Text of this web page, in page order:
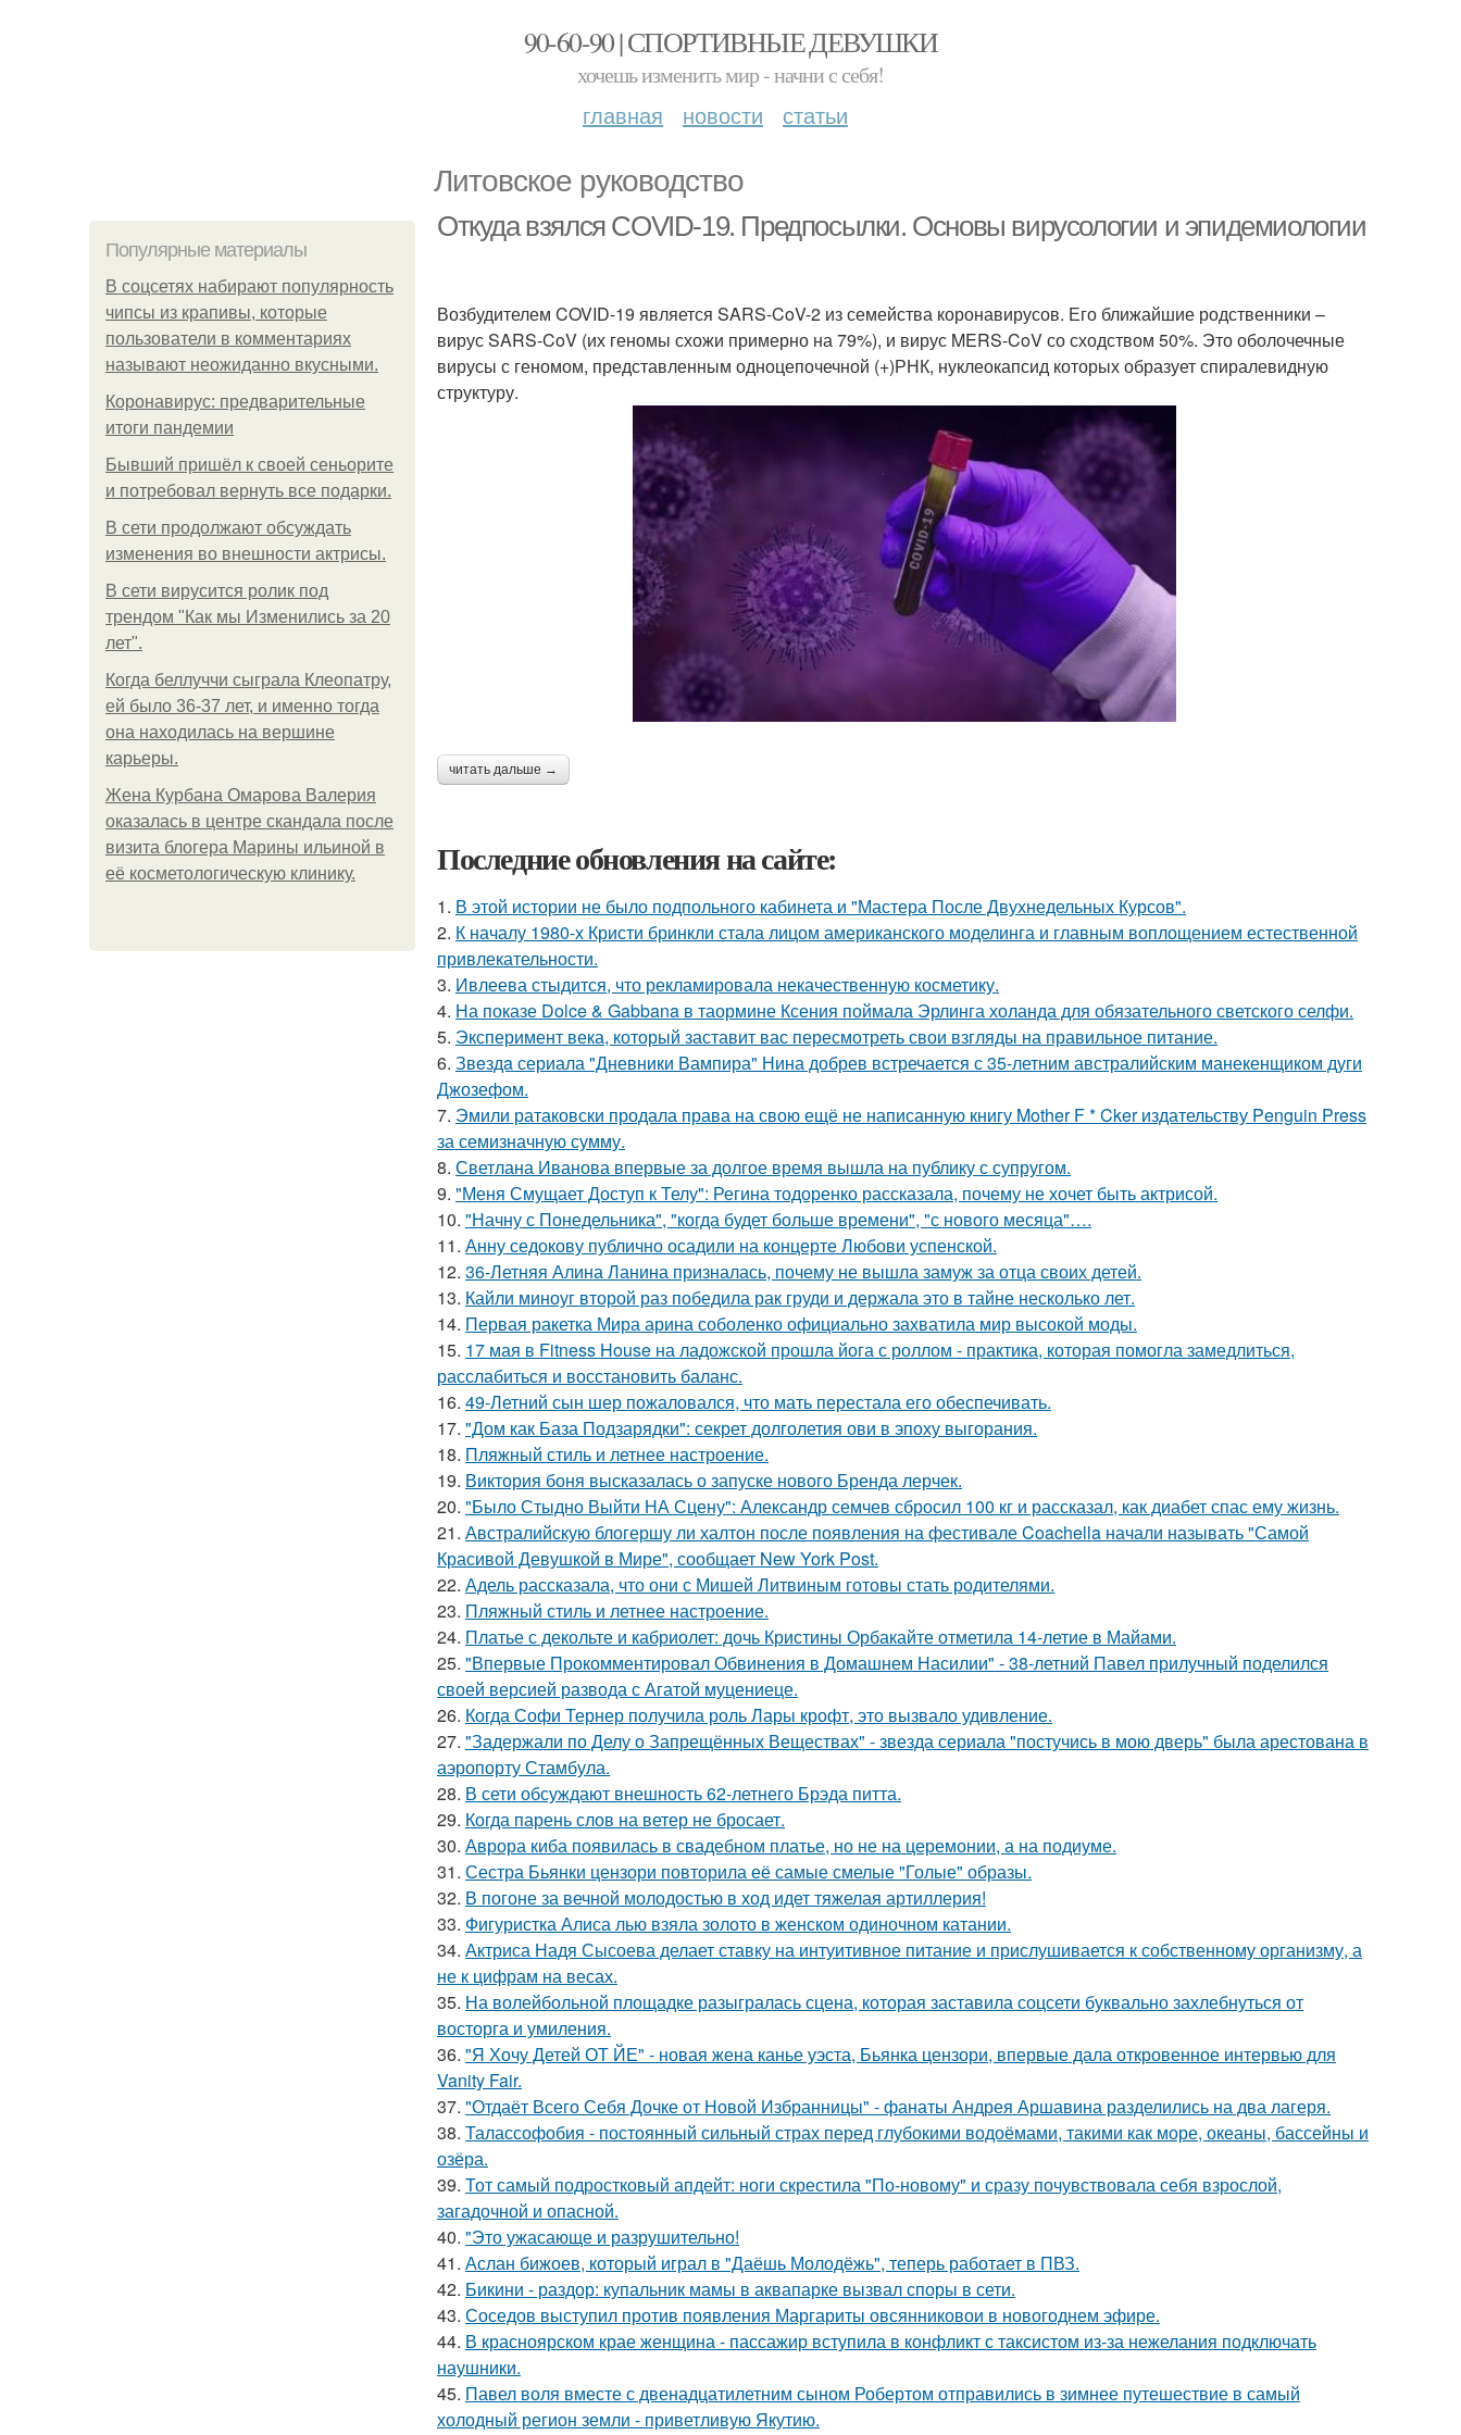
90-60-90 | СПОРТИВНЫЕ ДЕВУШКИ
хочешь изменить мир - начни с себя!
главная новости статьи
Литовское руководство
Популярные материалы
В соцсетях набирают популярность
чипсы из крапивы, которые
пользователи в комментариях
называют неожиданно вкусными.
Коронавирус: предварительные
итоги пандемии
Бывший пришёл к своей сеньорите
и потребовал вернуть все подарки.
В сети продолжают обсуждать
изменения во внешности актрисы.
В сети вирусится ролик под
трендом "Как мы Изменились за 20
лет".
Когда беллуччи сыграла Клеопатру,
ей было 36-37 лет, и именно тогда
она находилась на вершине
карьеры.
Жена Курбана Омарова Валерия
оказалась в центре скандала после
визита блогера Марины ильиной в
её косметологическую клинику.
Откуда взялся COVID-19. Предпосылки. Основы вирусологии и эпидемиологии
Возбудителем COVID-19 является SARS-CoV-2 из семейства коронавирусов. Его ближайшие родственники –
вирус SARS-CoV (их геномы схожи примерно на 79%), и вирус MERS-CoV со сходством 50%. Это оболочечные
вирусы с геномом, представленным одноцепочечной (+)РНК, нуклеокапсид которых образует спиралевидную
структуру.
читать дальше →
Последние обновления на сайте:
1. В этой истории не было подпольного кабинета и "Мастера После Двухнедельных Курсов".
2. К началу 1980-х Кристи бринкли стала лицом американского моделинга и главным воплощением естественной
привлекательности.
3. Ивлеева стыдится, что рекламировала некачественную косметику.
4. На показе Dolce & Gabbana в таормине Ксения поймала Эрлинга холанда для обязательного светского селфи.
5. Эксперимент века, который заставит вас пересмотреть свои взгляды на правильное питание.
6. Звeздa сериала "Дневники Вампира" Нина добрев встречается с 35-летним австралийским манекенщиком дуги
Джозефом.
7. Эмили ратаковски продала права на свою ещё не написанную книгу Mother F * Cker издательству Penguin Press
за семизначную сумму.
8. Светлана Иванова впервые за долгое время вышла на публику с супругом.
9. "Меня Смущает Доступ к Телу": Регина тодоренко рассказала, почему не хочет быть актрисой.
10. "Начну с Понедельника", "когда будет больше времени", "с нового месяца"….
11. Анну седокову публично осадили на концерте Любови успенской.
12. 36-Летняя Алина Ланина призналась, почему не вышла замуж за отца своих детей.
13. Кайли миноуг второй раз победила рак груди и держала это в тайне несколько лет.
14. Первая ракетка Мира арина соболенко официально захватила мир высокой моды.
15. 17 мая в Fitness House на ладожской прошла йога с роллом - практика, которая помогла замедлиться,
расслабиться и восстановить баланс.
16. 49-Летний сын шер пожаловался, что мать перестала его обеспечивать.
17. "Дом как База Подзарядки": секрет долголетия ови в эпоху выгорания.
18. Пляжный стиль и летнее настроение.
19. Виктория боня высказалась о запуске нового Бренда лерчек.
20. "Было Стыдно Выйти НА Сцену": Александр семчев сбросил 100 кг и рассказал, как диабет спас ему жизнь.
21. Австралийскую блогершу ли халтон после появления на фестивале Coachella начали называть "Самой
Красивой Девушкой в Мире", сообщает New York Post.
22. Адель рассказала, что они с Мишей Литвиным готовы стать родителями.
23. Пляжный стиль и летнее настроение.
24. Платье с декольте и кабриолет: дочь Кристины Орбакайте отметила 14-летие в Майами.
25. "Впервые Прокомментировал Обвинения в Домашнем Насилии" - 38-летний Павел прилучный поделился
своей версией развода с Агатой муцениеце.
26. Когда Софи Тернер получила роль Лары крофт, это вызвало удивление.
27. "Задержали по Делу о Запрещённых Веществах" - звезда сериала "постучись в мою дверь" была арестована в
аэропорту Стамбула.
28. В сети обсуждают внешность 62-летнего Брэда питта.
29. Когда парень слов на ветер не бросает.
30. Аврора киба появилась в свадебном платье, но не на церемонии, а на подиуме.
31. Сестра Бьянки цензори повторила её самые смелые "Голые" образы.
32. В погоне за вечной молодостью в ход идет тяжелая артиллерия!
33. Фигуристка Алиса лью взяла золото в женском одиночном катании.
34. Актриса Надя Сысоева делает ставку на интуитивное питание и прислушивается к собственному организму, а
не к цифрам на весах.
35. На волейбольной площадке разыгралась сцена, которая заставила соцсети буквально захлебнуться от
восторга и умиления.
36. "Я Хочу Детей ОТ ЙЕ" - новая жена канье уэста, Бьянка цензори, впервые дала откровенное интервью для
Vanity Fair.
37. "Отдаёт Всего Себя Дочке от Новой Избранницы" - фанаты Андрея Аршавина разделились на два лагеря.
38. Талассофобия - постоянный сильный страх перед глубокими водоёмами, такими как море, океаны, бассейны и
озёра.
39. Тот самый подростковый апдейт: ноги скрестила "По-новому" и сразу почувствовала себя взрослой,
загадочной и опасной.
40. "Это ужасающе и разрушительно!
41. Аслан бижоев, который играл в "Даёшь Молодёжь", теперь работает в ПВЗ.
42. Бикини - раздор: купальник мамы в аквапарке вызвал споры в сети.
43. Соседов выступил против появления Маргариты овсянниковои в новогоднем эфире.
44. В красноярском крае женщина - пассажир вступила в конфликт с таксистом из-за нежелания подключать
наушники.
45. Павел воля вместе с двенадцатилетним сыном Робертом отправились в зимнее путешествие в самый
холодный регион земли - приветливую Якутию.